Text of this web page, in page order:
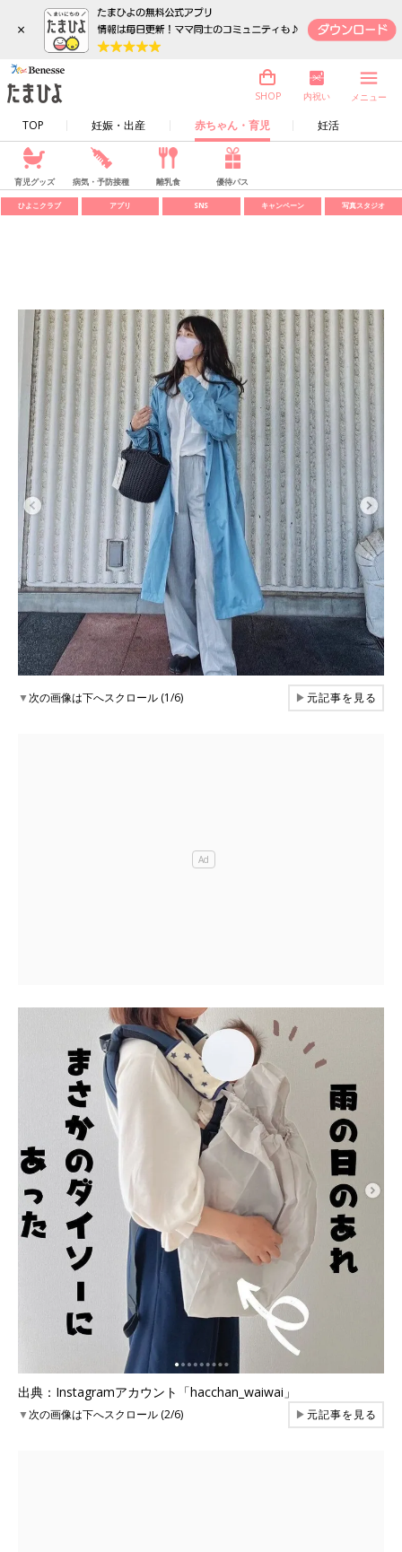
×
TOP 妊娠・出産 赤ちゃん・育児 妊活
SHOP 内祝い メニュー
育児グッズ 病気・予防接種 離乳食 優待パス
ひよこクラブ アプリ SNS キャンペーン 写真スタジオ
▼次の画像は下へスクロール (1/6) ▶元記事を見る
出典：Instagramアカウント「hacchan_waiwai」
▼次の画像は下へスクロール (2/6) ▶元記事を見る